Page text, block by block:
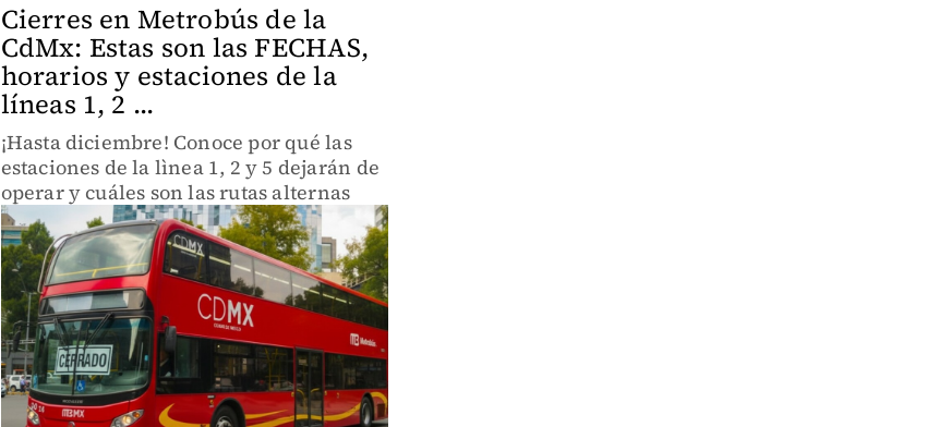
Cierres en Metrobús de la
CdMx: Estas son las FECHAS,
horarios y estaciones de la
líneas 1, 2 ...
¡Hasta diciembre! Conoce por qué las
estaciones de la lìnea 1, 2 y 5 dejarán de
operar y cuáles son las rutas alternas